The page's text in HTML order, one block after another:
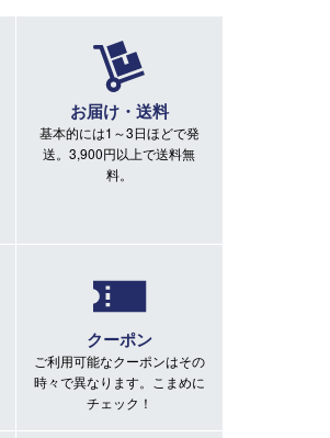
お届け・送料
基本的には1～3日ほどで発
送。3,900円以上で送料無
料。
クーポン
ご利用可能なクーポンはその
時々で異なります。こまめに
チェック！